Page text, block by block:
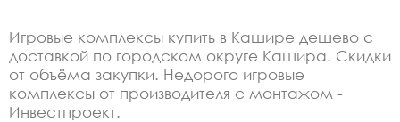
Игровые комплексы купить в Кашире дешево с
доставкой по городском округе Кашира. Скидки
от объёма закупки. Недорого игровые
комплексы от производителя с монтажом -
Инвестпроект.